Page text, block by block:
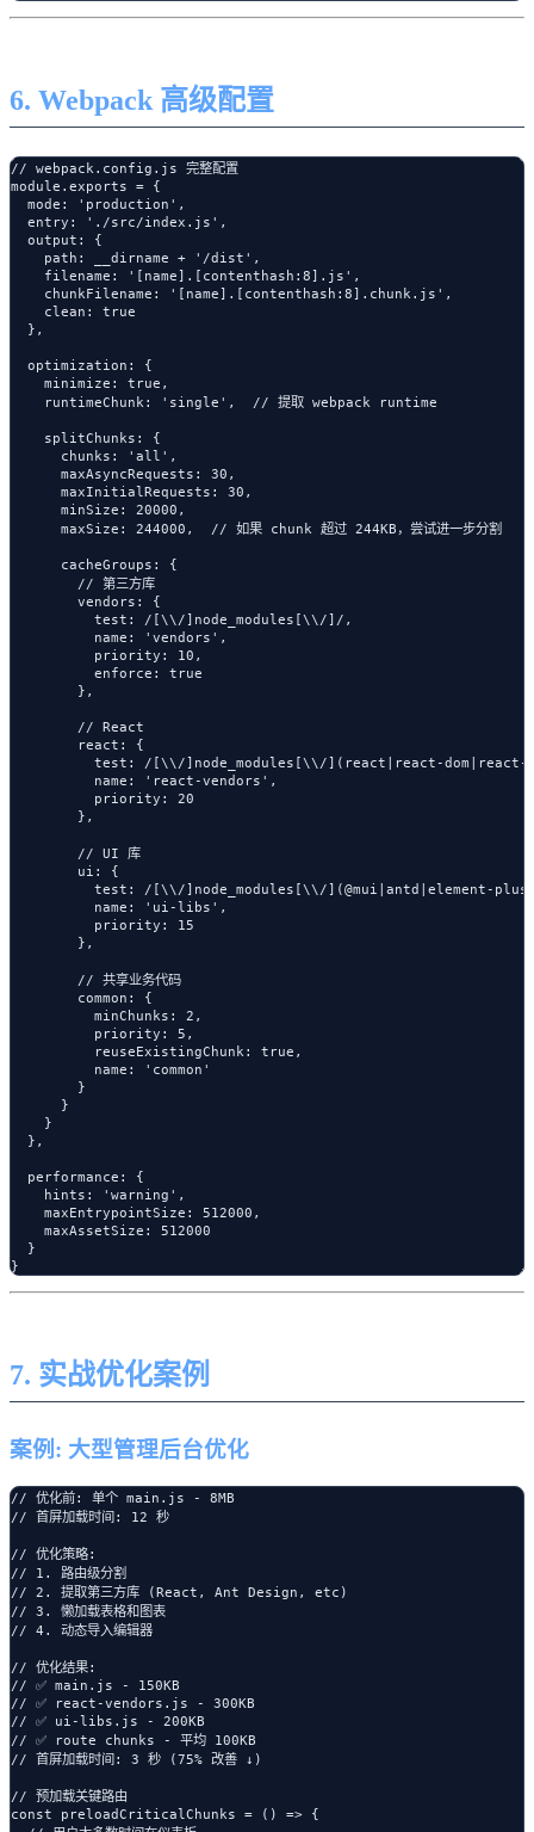
6. Webpack 高级配置
// webpack.config.js 完整配置
module.exports = {
  mode: 'production',
  entry: './src/index.js',
  output: {
    path: __dirname + '/dist',
    filename: '[name].[contenthash:8].js',
    chunkFilename: '[name].[contenthash:8].chunk.js',
    clean: true
  },
  optimization: {
    minimize: true,
    runtimeChunk: 'single',  // 提取 webpack runtime
    splitChunks: {
      chunks: 'all',
      maxAsyncRequests: 30,
      maxInitialRequests: 30,
      minSize: 20000,
      maxSize: 244000,  // 如果 chunk 超过 244KB，尝试进一步分割
      cacheGroups: {
        // 第三方库
        vendors: {
          test: /[\\/]node_modules[\\/]/,
          name: 'vendors',
          priority: 10,
          enforce: true
        },
        // React
        react: {
test: /[\\/]node_modules[\\/](react|react-dom|react-
          name: 'react-vendors',
          priority: 20
        },
        // UI 库
        ui: {
test: /[\\/]node_modules[\\/](@mui|antd|element-
          name: 'ui-libs',
          priority: 15
        },
        // 共享业务代码
        common: {
          minChunks: 2,
          priority: 5,
          reuseExistingChunk: true,
          name: 'common'
        }
      }
    }
  },
  performance: {
    hints: 'warning',
    maxEntrypointSize: 512000,
    maxAssetSize: 512000
  }
7. 实战优化案例
案例: 大型管理后台优化
// 优化前: 单个 main.js - 8MB
// 首屏加载时间: 12 秒
// 优化策略:
// 1. 路由级分割
// 2. 提取第三方库 (React, Ant Design, etc)
// 3. 懒加载表格和图表
// 4. 动态导入编辑器
// 优化结果:
// ✅ main.js - 150KB
// ✅ react-vendors.js - 300KB
// ✅ ui-libs.js - 200KB
// ✅ route chunks - 平均 100KB
// 首屏加载时间: 3 秒 (75% 改善 ↓)
// 预加载关键路由
const preloadCriticalChunks = () => {